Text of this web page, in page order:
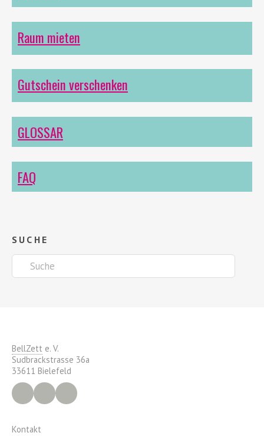
Raum mieten
Gutschein verschenken
GLOSSAR
FAQ
SUCHE
BellZett e. V.
Sudbrackstrasse 36a
33611 Bielefeld
FacebookInstagram
Kontakt